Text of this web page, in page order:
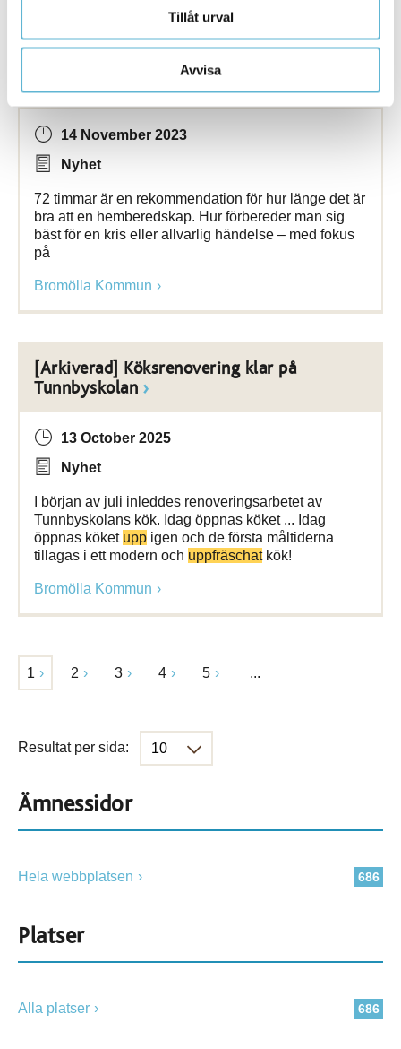
Tillåt urval
Avvisa
[Arkiverad] Vad skulle du göra om din
14 November 2023
Nyhet
72 timmar är en rekommendation för hur länge det är
bra att en hemberedskap. Hur förbereder man sig
bäst för en kris eller allvarlig händelse – med fokus
på
Bromölla Kommun
[Arkiverad] Köksrenovering klar på
Tunnbyskolan
13 October 2025
Nyhet
I början av juli inleddes renoveringsarbetet av
Tunnbyskolans kök. Idag öppnas köket ... Idag
öppnas köket upp igen och de första måltiderna
tillagas i ett modern och uppfräschatkök!
Bromölla Kommun
1 2 3 4 5 ...
Resultat per sida:
Ämnessidor
686
Hela webbplatsen
Platser
686
Alla platser